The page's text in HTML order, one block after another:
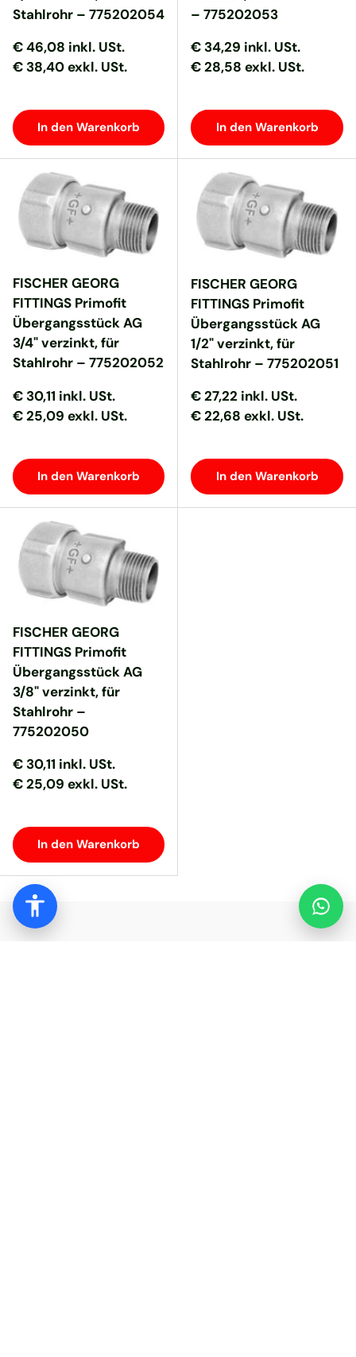
Stahlrohr – 775202054
Normaler Preis
Normaler Preis
€ 46,08 inkl. USt.
€ 38,40 exkl. USt.
In den Warenkorb
– 775202053
Normaler Preis
Normaler Preis
€ 34,29 inkl. USt.
€ 28,58 exkl. USt.
In den Warenkorb
FISCHER GEORG
FITTINGS Primofit
Übergangsstück AG
3/4" verzinkt, für
Stahlrohr – 775202052
Normaler Preis
Normaler Preis
€ 30,11 inkl. USt.
€ 25,09 exkl. USt.
In den Warenkorb
FISCHER GEORG
FITTINGS Primofit
Übergangsstück AG
1/2" verzinkt, für
Stahlrohr – 775202051
Normaler Preis
Normaler Preis
€ 27,22 inkl. USt.
€ 22,68 exkl. USt.
In den Warenkorb
FISCHER GEORG
FITTINGS Primofit
Übergangsstück AG
3/8" verzinkt, für
Stahlrohr –
775202050
Normaler Preis
Normaler Preis
€ 30,11 inkl. USt.
€ 25,09 exkl. USt.
In den Warenkorb